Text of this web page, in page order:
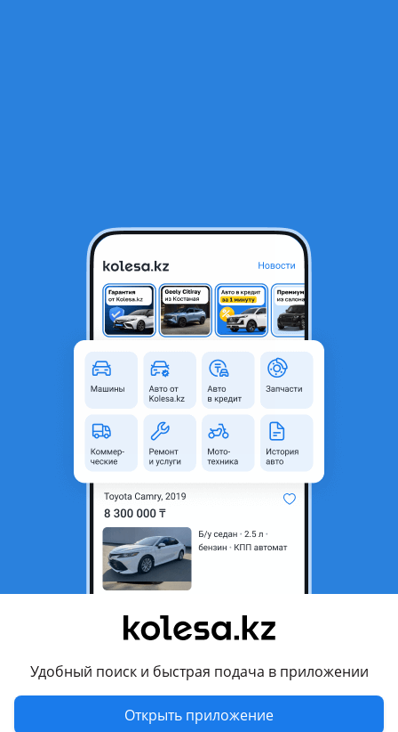
Удобный поиск и быстрая подача в приложении
Открыть приложение
Тормозные диски и колодки
Алматы, Алматинская
область
Новая
Оригинальность
Оригинал
Возможна рассрочка или
Да
Подходит на авто
поколение, 2003 - 2013 2 поколение (U3), 1997 - 2003 1
Toyota Highlander